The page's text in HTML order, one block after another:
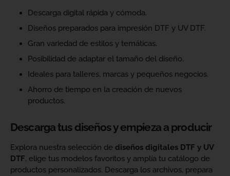
Descarga digital rápida y cómoda.
Diseños preparados para impresión DTF y UV DTF.
Gran variedad de estilos y temáticas.
Posibilidad de adaptar el tamaño del diseño.
Ideales para talleres, marcas y pequeños negocios.
Ahorro de tiempo en la creación de nuevos
productos.
Descarga tus diseños y empieza a producir
Explora nuestra selección de diseños digitales DTF y UV
DTF, elige tus modelos favoritos y amplía tu catálogo de
productos personalizados. Descarga los archivos, prepara